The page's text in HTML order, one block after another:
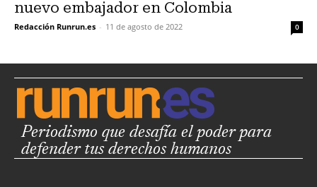
nuevo embajador en Colombia
Redacción Runrun.es - 11 de agosto de 2022 0
Periodismo que desafía el poder para
defender tus derechos humanos